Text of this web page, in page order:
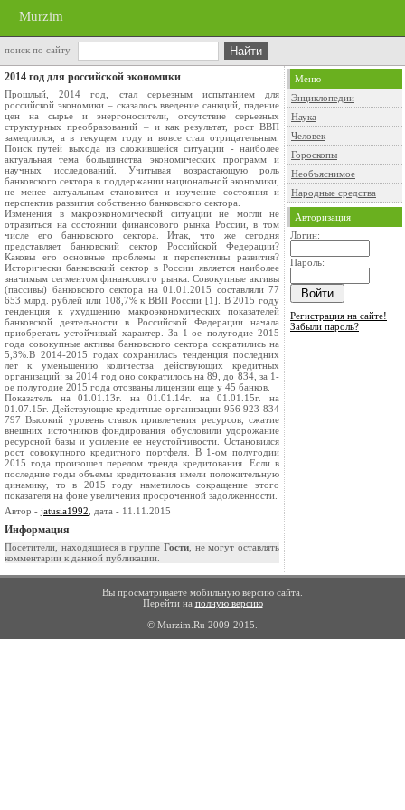
Murzim
поиск по сайту
2014 год для российской экономики
Прошлый, 2014 год, стал серьезным испытанием для
российской экономики – сказалось введение санкций, падение
цен на сырье и энергоносители, отсутствие серьезных
структурных преобразований – и как результат, рост ВВП
замедлился, а в текущем году и вовсе стал отрицательным.
Поиск путей выхода из сложившейся ситуации - наиболее
актуальная тема большинства экономических программ и
научных исследований. Учитывая возрастающую роль
банковского сектора в поддержании национальной экономики,
не менее актуальным становится и изучение состояния и
перспектив развития собственно банковского сектора.
Изменения в макроэкономической ситуации не могли не
отразиться на состоянии финансового рынка России, в том
числе его банковского сектора. Итак, что же сегодня
представляет банковский сектор Российской Федерации?
Каковы его основные проблемы и перспективы развития?
Исторически банковский сектор в России является наиболее
значимым сегментом финансового рынка. Совокупные активы
(пассивы) банковского сектора на 01.01.2015 составляли 77
653 млрд. рублей или 108,7% к ВВП России [1]. В 2015 году
тенденция к ухудшению макроэкономических показателей
банковской деятельности в Российской Федерации начала
приобретать устойчивый характер. За 1-ое полугодие 2015
года совокупные активы банковского сектора сократились на
5,3%.В 2014-2015 годах сохранилась тенденция последних
лет к уменьшению количества действующих кредитных
организаций: за 2014 год оно сократилось на 89, до 834, за 1-
ое полугодие 2015 года отозваны лицензии еще у 45 банков.
Показатель на 01.01.13г. на 01.01.14г. на 01.01.15г. на
01.07.15г. Действующие кредитные организации 956 923 834
797 Высокий уровень ставок привлечения ресурсов, сжатие
внешних источников фондирования обусловили удорожание
ресурсной базы и усиление ее неустойчивости. Остановился
рост совокупного кредитного портфеля. В 1-ом полугодии
2015 года произошел перелом тренда кредитования. Если в
последние годы объемы кредитования имели положительную
динамику, то в 2015 году наметилось сокращение этого
показателя на фоне увеличения просроченной задолженности.
Автор - jatusia1992 , дата - 11.11.2015
Информация
Посетители, находящиеся в группе Гости, не могут оставлять
комментарии к данной публикации.
Меню
Энциклопедии
Наука
Человек
Гороскопы
Необъяснимое
Народные средства
Авторизация
Логин:
Пароль:
Регистрация на сайте!
Забыли пароль?
Вы просматриваете мобильную версию сайта.
Перейти на полную версию
© Murzim.Ru 2009-2015.